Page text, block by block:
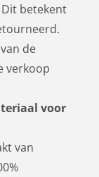
Dit betekent
de
verkoop
voor
van